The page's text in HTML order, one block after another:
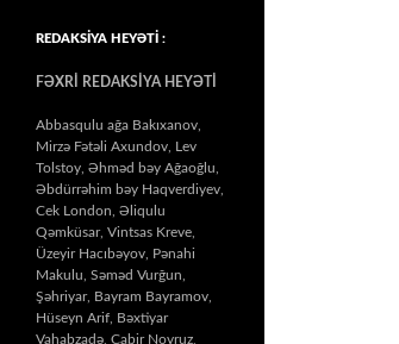
REDAKSİYA HEYƏTİ :
FƏXRİ REDAKSİYA HEYƏTİ
Abbasqulu ağa Bakıxanov,
Mirzə Fətəli Axundov, Lev
Tolstoy, Əhməd bəy Ağaoğlu,
Əbdürrəhim bəy Haqverdiyev,
Cek London, Əliqulu
Qəmküsar, Vintsas Kreve,
Üzeyir Hacıbəyov, Pənahi
Makulu, Səməd Vurğun,
Şəhriyar, Bayram Bayramov,
Hüseyn Arif, Bəxtiyar
Vahabzadə, Cabir Novruz,